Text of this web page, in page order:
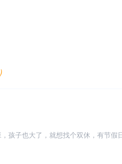
间很灵活，老师师资和团队都很有保
孩子也大了，就想找个双休，有节假
计培训，第一家就出来了仁和会计，